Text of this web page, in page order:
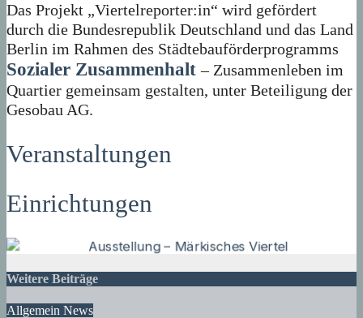
Das Projekt „Viertelreporter:in“ wird gefördert
durch die Bundesrepublik Deutschland und das Land
Berlin im Rahmen des Städtebauförderprogramms
Sozialer Zusammenhalt – Zusammenleben im
Quartier gemeinsam gestalten, unter Beteiligung der
Gesobau AG.
Veranstaltungen
Einrichtungen
Weitere Beiträge
Allgemein News